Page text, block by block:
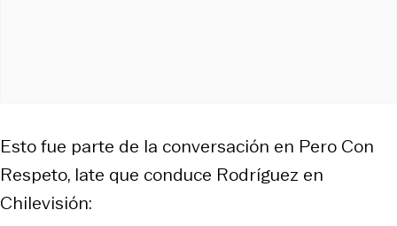
Esto fue parte de la conversación en Pero Con
Respeto, late que conduce Rodríguez en
Chilevisión: